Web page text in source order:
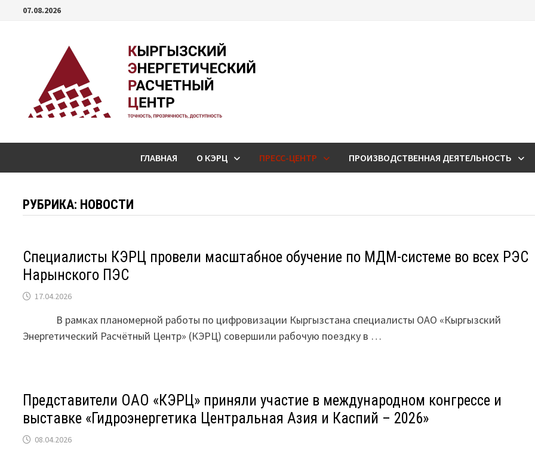
Перейти07.08.2026
ГЛАВНАЯ О КЭРЦ ПРЕСС-ЦЕНТР ПРОИЗВОДСТВЕННАЯ ДЕЯТЕЛЬНОСТЬ
РУБРИКА: НОВОСТИ
Специалисты КЭРЦ провели масштабное обучение по МДМ-системе во всех РЭС
Нарынского ПЭС
17.04.2026
В рамках планомерной работы по цифровизации Кыргызстана специалисты ОАО «Кыргызский
Энергетический Расчётный Центр» (КЭРЦ) совершили рабочую поездку в …
Представители ОАО «КЭРЦ» приняли участие в международном конгрессе и
выставке «Гидроэнергетика Центральная Азия и Каспий – 2026»
08.04.2026